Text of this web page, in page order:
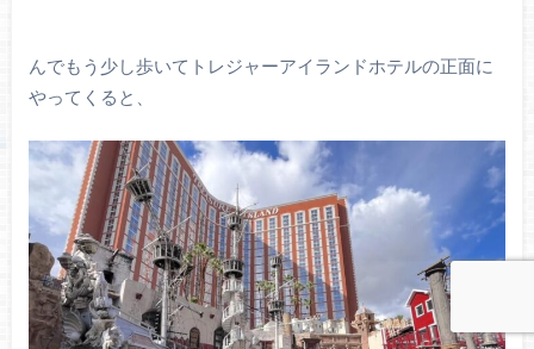
んでもう少し歩いてトレジャーアイランドホテルの正面に
やってくると、